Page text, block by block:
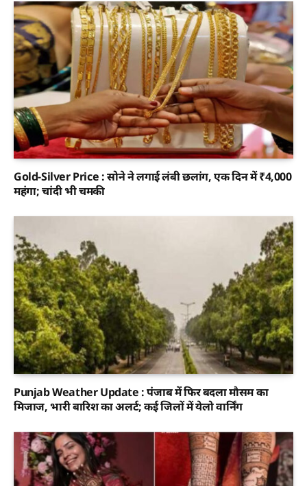
Gold-Silver Price : सोने ने लगाई लंबी छलांग, एक दिन में ₹4,000
महंगा; चांदी भी चमकी
Punjab Weather Update : पंजाब में फिर बदला मौसम का
मिजाज, भारी बारिश का अलर्ट; कई जिलों में येलो वार्निंग